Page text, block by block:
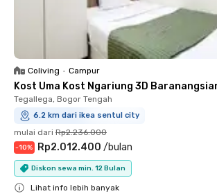
Coliving • Campur
Kost Uma Kost Ngariung 3D
Tegallega, Bogor Tengah
6.2 km dari ikea sentul city
mulai dari Rp2.236.000
-10% Rp2.012.400 /bulan
Diskon sewa min. 12 Bulan
Lihat info lebih banyak